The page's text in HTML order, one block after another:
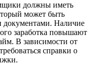
должны иметь
может быть
документами. Наличие
заработка повышают
В зависимости от
справки о